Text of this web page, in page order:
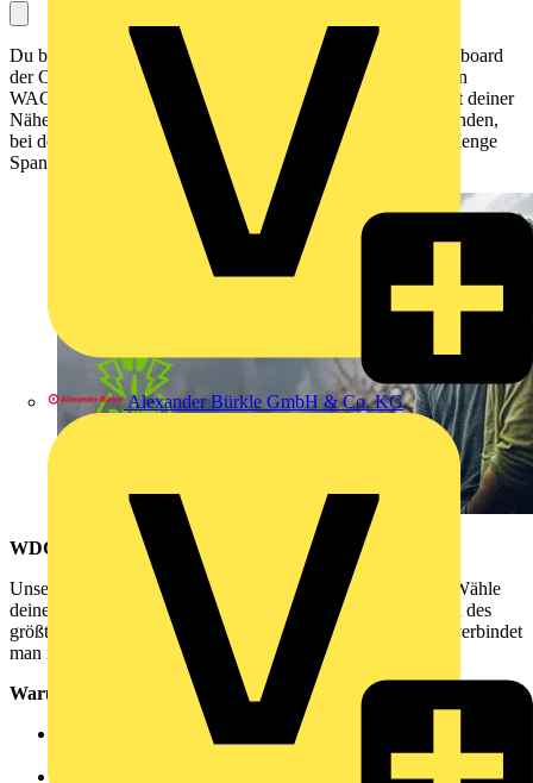
Alexander Bürkle GmbH & Co. KG
Du bist nicht nur am Verteilerkasten, sondern auch am Dartsboard
der Chef? Dann zeig uns deine Treffsicherheit bei der großen
WAGO Darts Challenge 2025! Qualifiziere dich in der Stadt deiner
Nähe und sichere dir die Chance auf das große Finale in Minden,
bei dem ein sensationeller Hauptgewinn winkt – und jede Menge
Spannung, Action und Spaß!
WDC 2025 – Finde dein Turnier!
Unsere große Roadshow macht Halt in ganz Deutschland! Wähle
deinen Standort, sichere dir deinen Startplatz und werde Teil des
größten Darts-Events für Elektroprofis. Denn: Mit WAGO verbindet
man mehr!
Warum du unbedingt dabei sein solltest
Spiele mit den besten Elektroprofis-Kollegen aus ganz
Lerne von bekannten Darts-Influencern & Darts-Profis